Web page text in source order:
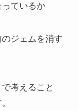
っているか
ジェムを消す
考えること